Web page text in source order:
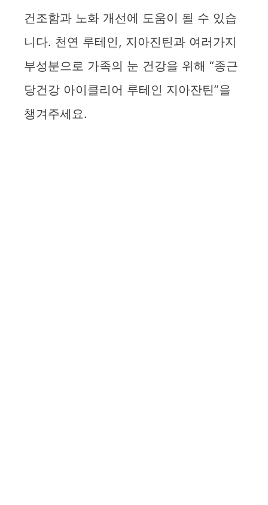
건조함과 노화 개선에 도움이 될 수 있습
니다. 천연 루테인, 지아진틴과 여러가지
부성분으로 가족의 눈 건강을 위해 “종근
당건강 아이클리어 루테인 지아잔틴”을
챙겨주세요.